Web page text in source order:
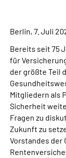
Suche
Language
Inhalte in
Leichte
Berlin, 7. Juli
Bereits seit 75
für
der größte Teil
Mitgliedern als
Sicherheit
Fragen zu
Zukunft zu
Vorstandes der